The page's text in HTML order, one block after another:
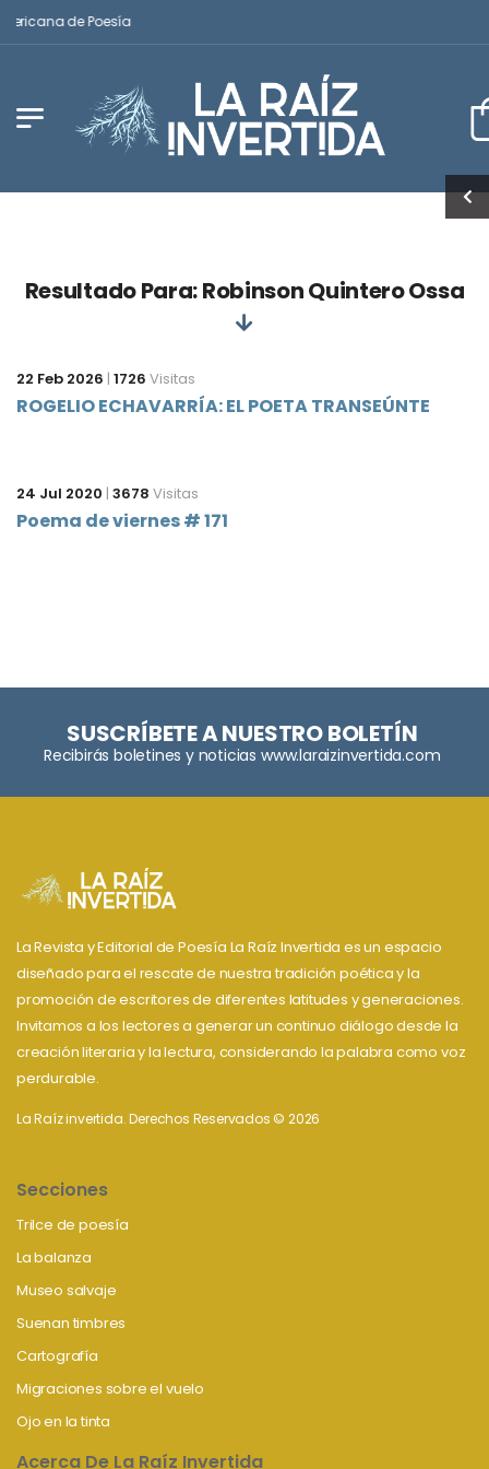
de Poesía
Resultado Para: Robinson Quintero Ossa
22 Feb 2026 | 1726 Visitas
ROGELIO ECHAVARRÍA: EL POETA TRANSEÚNTE
24 Jul 2020 | 3678 Visitas
Poema de viernes # 171
SUSCRÍBETE A NUESTRO BOLETÍN
Recibirás boletines y noticias www.laraizinvertida.com
La Revista y Editorial de Poesía La Raíz Invertida es un espacio
diseñado para el rescate de nuestra tradición poética y la
promoción de escritores de diferentes latitudes y generaciones.
Invitamos a los lectores a generar un continuo diálogo desde la
creación literaria y la lectura, considerando la palabra como voz
perdurable.
La Raíz invertida. Derechos Reservados © 2026
Secciones
Trilce de poesía
La balanza
Museo salvaje
Suenan timbres
Cartografía
Migraciones sobre el vuelo
Ojo en la tinta
Acerca De La Raíz Invertida